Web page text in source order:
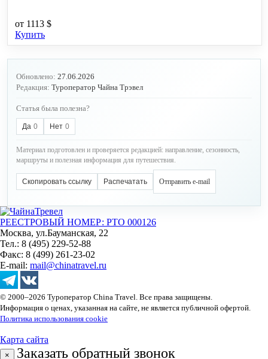
от 1113 $
Купить
Обновлено: 27.06.2026
Редакция: Туроператор Чайна Трэвел
Статья была полезна?
Да 0 Нет 0
Материал подготовлен и проверяется редакцией: направление, сезонность,
маршруты и полезная информация для путешествия.
Скопировать ссылку Распечатать Отправить e-mail
РЕЕСТРОВЫЙ НОМЕР: РТО 000126
Москва, ул.Бауманская, 22
Тел.: 8 (495) 229-52-88
Факс: 8 (499) 261-23-02
E-mail: mail@chinatravel.ru
© 2000–2026 Туроператор China Travel. Все права защищены.
Информация о ценах, указанная на сайте, не является публичной офертой.
Политика использования cookie
Карта сайта
× Заказать обратный звонок